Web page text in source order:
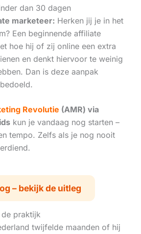
dan 30 dagen
marketeer: Herken jij je in het
Een beginnende affiliate
hoe hij of zij online een extra
en denkt hiervoor te weinig
Dan is deze aanpak
Revolutie (AMR) via
kun je vandaag nog starten –
tempo. Zelfs als je nog nooit
– bekijk de uitleg
praktijk
twijfelde maanden of hij